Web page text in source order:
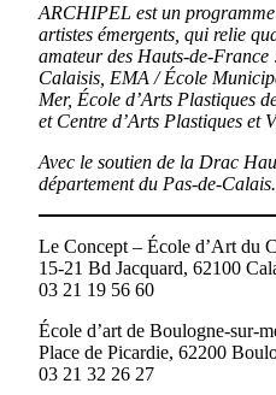
ARCHIPEL est un programme
artistes émergents, qui relie
amateur des Hauts-de-
Calaisis, EMA / École
Mer, École d’Arts Plastiques
et Centre d’Arts Plastiques et
Avec le soutien de la Drac
département du Pas-de-Calais.
Le Concept – École d’Art du
15-21 Bd Jacquard, 62100
03 21 19 56 60
École d’art de Boulogne-sur-
Place de Picardie, 62200
03 21 32 26 27